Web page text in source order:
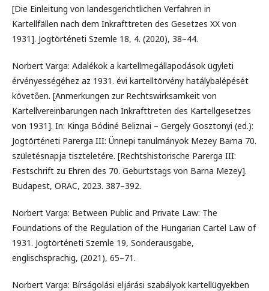
[Die Einleitung von landesgerichtlichen Verfahren in
Kartellfällen nach dem Inkrafttreten des Gesetzes XX von
1931]. Jogtörténeti Szemle 18, 4. (2020), 38–44.
Norbert Varga: Adalékok a kartellmegállapodások ügyleti
érvényességéhez az 1931. évi kartelltörvény hatálybalépését
követően. [Anmerkungen zur Rechtswirksamkeit von
Kartellvereinbarungen nach Inkrafttreten des Kartellgesetzes
von 1931]. In: Kinga Bódiné Beliznai – Gergely Gosztonyi (ed.):
Jogtörténeti Parerga III: Ünnepi tanulmányok Mezey Barna 70.
születésnapja tiszteletére. [Rechtshistorische Parerga III:
Festschrift zu Ehren des 70. Geburtstags von Barna Mezey].
Budapest, ORAC, 2023. 387–392.
Norbert Varga: Between Public and Private Law: The
Foundations of the Regulation of the Hungarian Cartel Law of
1931. Jogtörténeti Szemle 19, Sonderausgabe,
englischsprachig, (2021), 65–71.
Norbert Varga: Bírságolási eljárási szabályok kartellügyekben